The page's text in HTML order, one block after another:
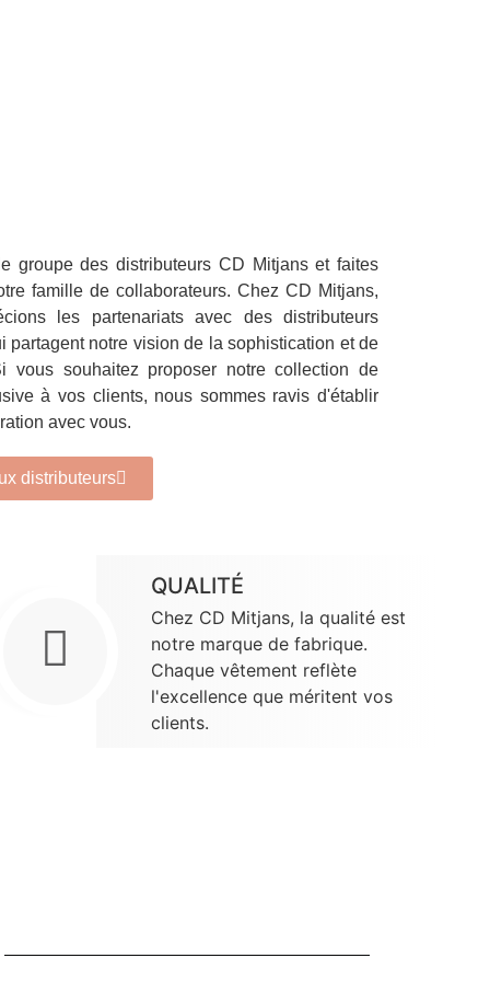
groupe des distributeurs CD Mitjans et faites
famille de collaborateurs. Chez CD Mitjans,
les partenariats avec des distributeurs
partagent notre vision de la sophistication et de
vous souhaitez proposer notre collection de
à vos clients, nous sommes ravis d'établir
avec vous.
distributeurs
QUALITÉ
Chez CD Mitjans, la qualité est
notre marque de fabrique.
Chaque vêtement reflète
l'excellence que méritent vos
clients.